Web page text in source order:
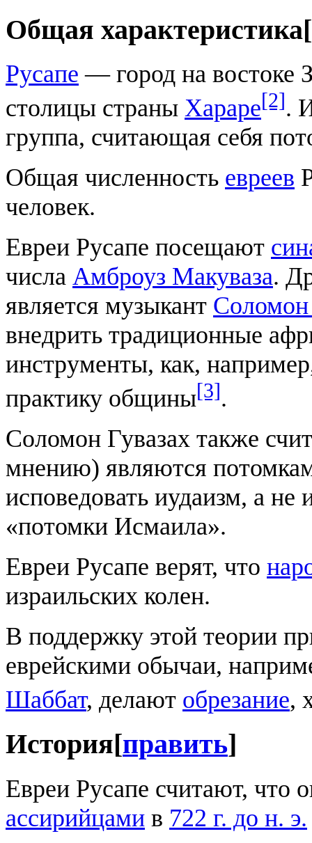
Общая характеристика[
Русапе — город на востоке
столицы страны Хараре[2].
группа, считающая себя
Общая численность евреев
человек.
Евреи Русапе посещают
числа Амброуз Макуваза.
является музыкант Соломон
внедрить традиционные
инструменты, как,
практику общины[3].
Соломон Гувазах также
мнению) являются
исповедовать иудаизм, а
«потомки Исмаила».
Евреи Русапе верят, что
израильских колен.
В поддержку этой теории
еврейскими обычаи,
Шаббат, делают обрезание,
История[править]
Евреи Русапе считают, что
ассирийцами в 722 г. до н. э.